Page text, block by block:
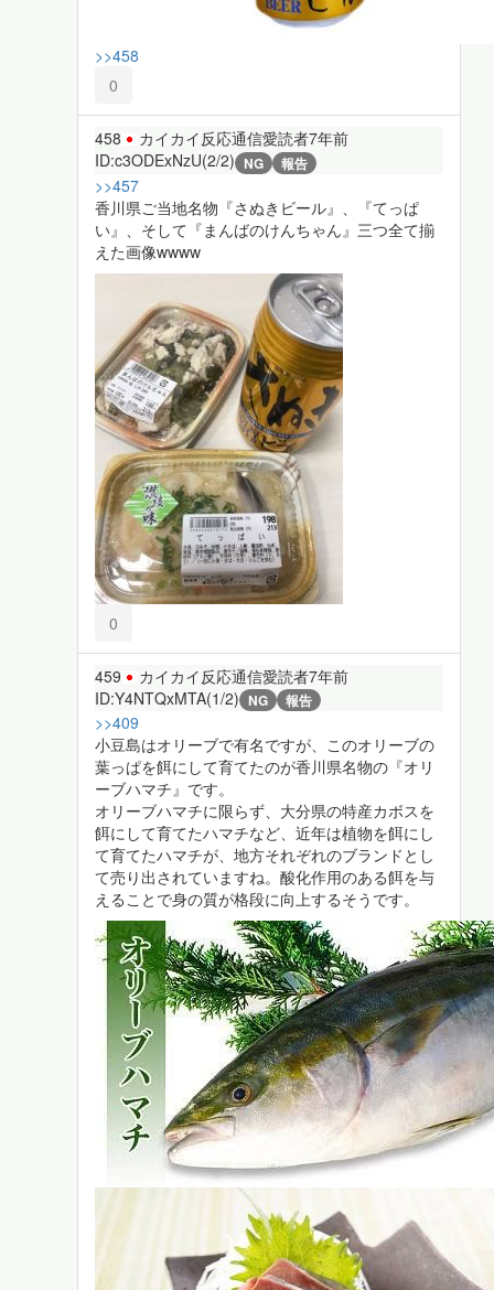
>>458
0
458 カイカイ反応通信愛読者7年前
ID:c3ODExNzU(2/2) NG 報告
>>457
香川県ご当地名物『さぬきビール』、『てっぱ
い』、そして『まんばのけんちゃん』三つ全て揃
えた画像wwww
0
459 カイカイ反応通信愛読者7年前
ID:Y4NTQxMTA(1/2) NG 報告
>>409
小豆島はオリーブで有名ですが、このオリーブの
葉っぱを餌にして育てたのが香川県名物の『オリ
ーブハマチ』です。
オリーブハマチに限らず、大分県の特産カボスを
餌にして育てたハマチなど、近年は植物を餌にし
て育てたハマチが、地方それぞれのブランドとし
て売り出されていますね。酸化作用のある餌を与
えることで身の質が格段に向上するそうです。